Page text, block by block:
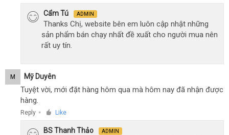
Cẩm Tú ADMIN
Thanks Chị, website bên em luôn cập nhật những
sản phẩm bán chạy nhất đề xuất cho người mua nên
rất uy tín.
M Mỹ Duyên
Tuyệt vời, mới đặt hàng hôm qua mà hôm nay đã nhận được
hàng.
Reply ● Like
BS Thanh Thảo ADMIN